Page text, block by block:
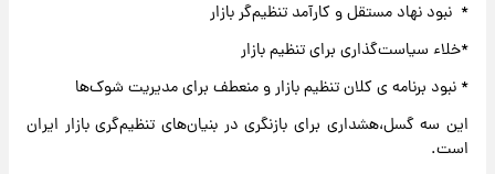
* نبود نهاد مستقل و کارآمد تنظیم‌گر بازار
*خلاء سیاست‌گذاری برای تنظیم بازار
* نبود برنامه‌ ی کلان تنظیم بازار و منعطف برای مدیریت شوک‌ها
این سه گسل،هشداری برای بازنگری در بنیان‌های تنظیم‌گری بازار ایران
است.